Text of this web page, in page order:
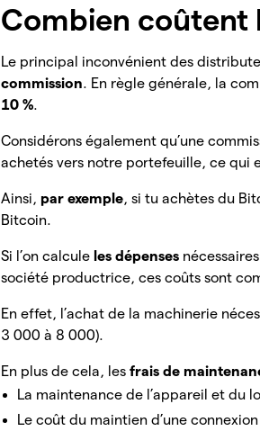
Combien coûtent
Le principal inconvénient des
commission. En règle générale, la
10 %.
Considérons également qu’une
achetés vers notre portefeuille, ce qui
Ainsi, par exemple, si tu achètes du
Bitcoin.
Si l’on calcule les dépenses nécessaires
société productrice, ces coûts sont
En effet, l’achat de la machinerie
3 000 à 8 000).
En plus de cela, lesfrais de
La maintenance de l’appareil et du
Le coût du maintien d’une